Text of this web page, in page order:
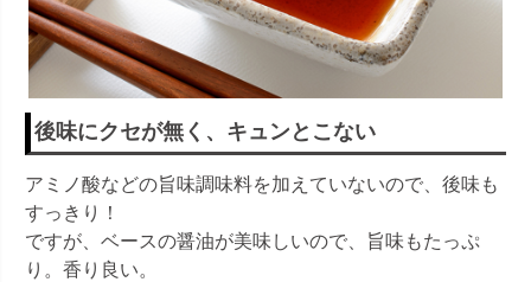
後味にクセが無く、キュンとこない
アミノ酸などの旨味調味料を加えていないので、後味も
すっきり！
ですが、ベースの醤油が美味しいので、旨味もたっぷ
り。香り良い。